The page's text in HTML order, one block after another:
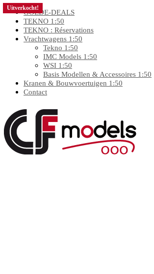
GOEDE-DEALS
TEKNO 1:50
TEKNO : Réservations
Vrachtwagens 1:50
Tekno 1:50
IMC Models 1:50
WSI 1:50
Basis Modellen & Accessoires 1:50
Kranen & Bouwvoertuigen 1:50
Contact
Uitverkocht!